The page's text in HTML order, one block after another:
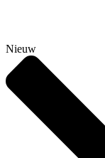
Nieuw